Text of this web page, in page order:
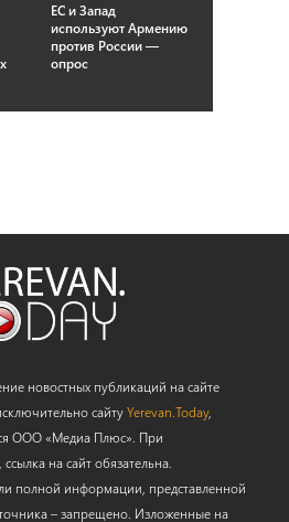
ЕС и Запад
используют Армению
против России —
опрос
новостных публикаций на сайте
сайтуYerevan.Today,
ООО «Медиа Плюс». При
на сайт обязательна.
полной информации, представленной
– запрещено. Изложенные на